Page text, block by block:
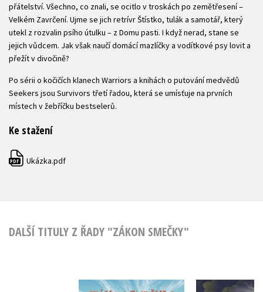
přátelství. Všechno, co znali, se ocitlo v troskách po zemětřesení –
Velkém Zavrčení. Ujme se jich retrívr Štístko, tulák a samotář, který
utekl z rozvalin psího útulku – z Domu pasti. I když nerad, stane se
jejich vůdcem. Jak však naučí domácí mazlíčky a vodítkové psy lovit a
přežít v divočině?
Po sérii o kočičích klanech Warriors a knihách o putování medvědů
Seekers jsou Survivors třetí řadou, která se umísťuje na prvních
místech v žebříčku bestselerů.
Ke stažení
PDF Ukázka.pdf
DALŠÍ TITULY Z ŘADY "ZÁKON SMEČKY"